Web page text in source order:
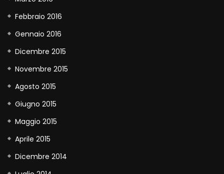
Febbraio 2016
Gennaio 2016
Dicembre 2015
Novembre 2015
Agosto 2015
Giugno 2015
Maggio 2015
Aprile 2015
Dicembre 2014